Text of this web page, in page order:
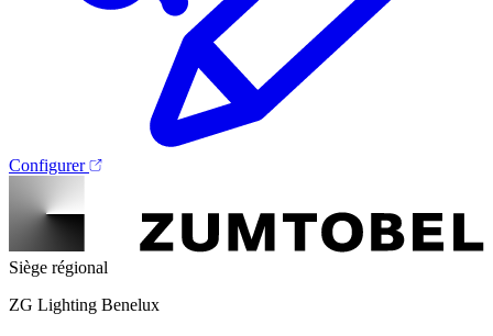
Configurer
Siège régional
ZG Lighting Benelux